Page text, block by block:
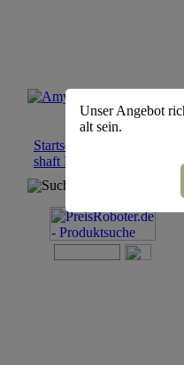
Startseite
shaft Blau
Suchmaschine
Unser Angebot
alt sein.